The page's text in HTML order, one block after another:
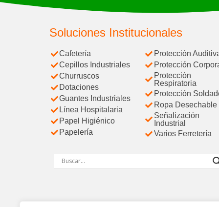
Soluciones Institucionales
Cafetería
Cepillos Industriales
Churruscos
Dotaciones
Guantes Industriales
Línea Hospitalaria
Papel Higiénico
Papelería
Protección
Protección
Protección
Respiratoria
Protección
Ropa Desechable
Señalización
Industrial
Varios Ferretería